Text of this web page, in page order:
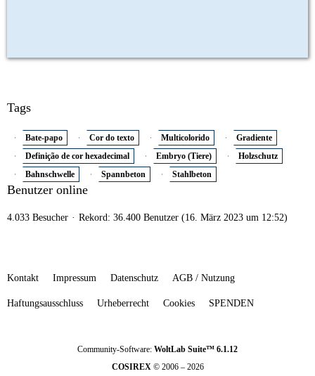
Tags
Bate-papo Cor do texto Multicolorido
Gradiente
Definição de cor hexadecimal
Embryo (Tiere)
Holzschutz
Bahnschwelle
Spannbeton Stahlbeton
Benutzer online
4.033 Besucher Rekord: 36.400 Benutzer (16. März 2023 um 12:52)
Kontakt Impressum Datenschutz AGB / Nutzung
Haftungsausschluss Urheberrecht Cookies SPENDEN
Community-Software: WoltLab Suite™ 6.1.12
COSIREX© 2006 – 2026